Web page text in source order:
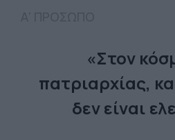
«Στον
πατριαρχίας,
δεν είναι